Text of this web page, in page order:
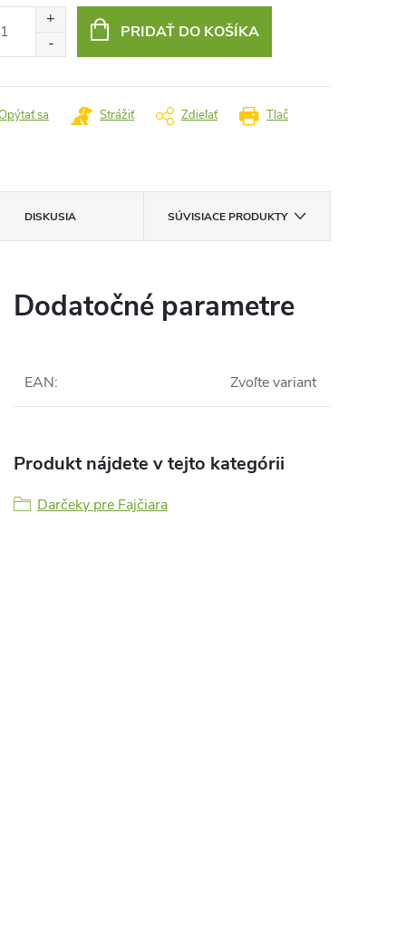
PRIDAŤ DO KOŠÍKA
Tlač
sa Strážiť Zdieľať
DISKUSIA SÚVISIACE PRODUKTY
Dodatočné parametre
EAN: Zvoľte variant
Produkt nájdete v tejto kategórii
Darčeky pre Fajčiara